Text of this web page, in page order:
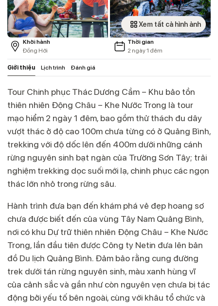
Xem tất cả hình ảnh
Khởi hành
Đồng Hới
Thời gian
2 ngày 1 đêm
Giới thiệu Lịch trình Đánh giá
Tour Chinh phục Thác Dương Cầm – Khu bảo tồn
thiên nhiên Động Châu – Khe Nước Trong là tour
mạo hiểm 2 ngày 1 đêm, bao gồm thử thách đu dây
vượt thác ở độ cao 100m chưa từng có ở Quảng Bình,
trekking với độ dốc lên đến 400m dưới những cánh
rừng nguyên sinh bạt ngàn của Trường Sơn Tây; trải
nghiệm trekking dọc suối mới lạ, chinh phục các ngọn
thác lớn nhỏ trong rừng sâu.
Hành trình đưa bạn đến khám phá vẻ đẹp hoang sơ
chưa được biết đến của vùng Tây Nam Quảng Bình,
nơi có khu Dự trữ thiên nhiên Động Châu – Khe Nước
Trong, lần đầu tiên được Công ty Netin đưa lên bản
đồ Du lịch Quảng Bình. Đảm bảo rằng cung đường
trek dưới tán rừng nguyên sinh, màu xanh hùng vĩ
của cảnh sắc và gần như còn nguyên vẹn chưa bị tác
động bởi yếu tố bên ngoài, cùng với khâu tổ chức và